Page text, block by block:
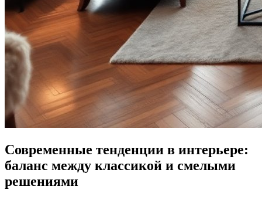
Современные тенденции в интерьере:
баланс между классикой и смелыми
решениями